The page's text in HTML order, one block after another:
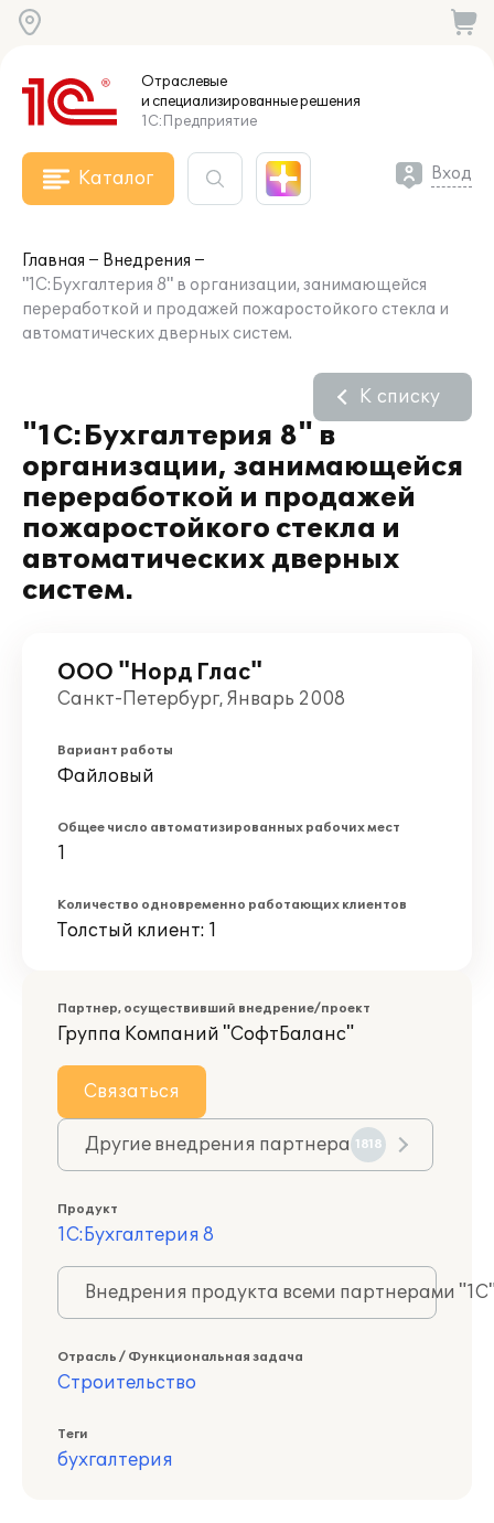
Отраслевые
и специализированныерешения
1С:Предприятие
Каталог Вход
Главная
Внедрения
"1С:Бухгалтерия 8" в организации, занимающейся
переработкой и продажей пожаростойкого стекла и
автоматических дверных систем.
"1С:Бухгалтерия 8" в
организации, занимающейся
переработкой и продажей
пожаростойкого стекла и
автоматических дверных
систем.
К списку
ООО "Норд Глас"
Санкт-Петербург, Январь 2008
Вариант работы
Файловый
Общее число автоматизированных рабочих мест
1
Количество одновременно работающих клиентов
Толстый клиент: 1
Партнер, осуществивший внедрение/проект
Группа Компаний "СофтБаланс"
Связаться
Другие внедрения партнера 1818
Продукт
1С:Бухгалтерия 8
Внедрения продукта всеми партнерами
Отрасль / Функциональная задача
Строительство
Теги
бухгалтерия